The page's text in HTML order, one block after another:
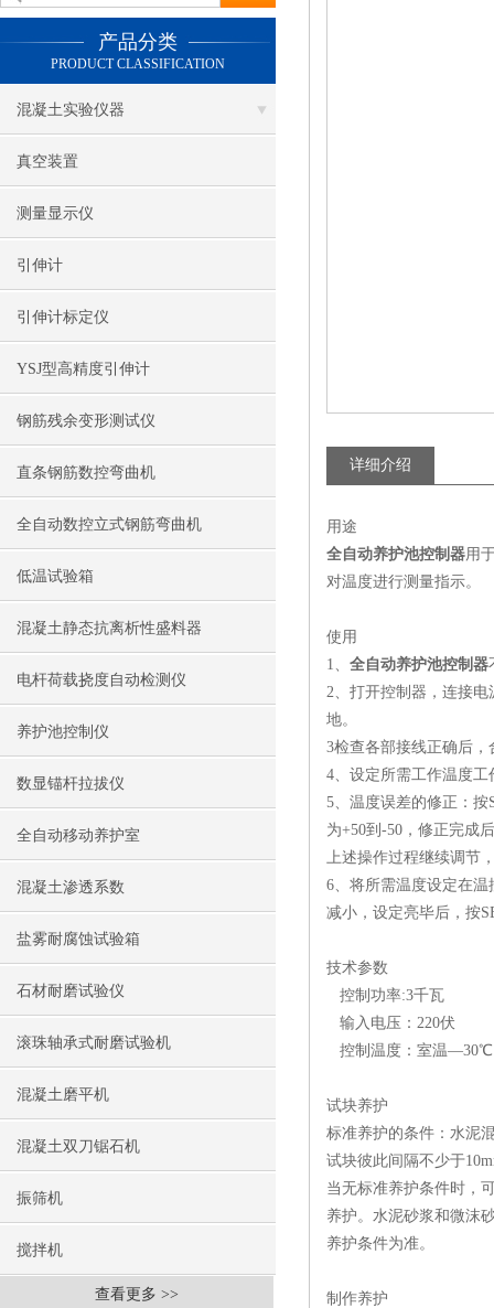
产品分类
PRODUCT CLASSIFICATION
混凝土实验仪器
真空装置
测量显示仪
引伸计
引伸计标定仪
YSJ型高精度引伸计
钢筋残余变形测试仪
直条钢筋数控弯曲机
全自动数控立式钢筋弯曲机
低温试验箱
混凝土静态抗离析性盛料器
电杆荷载挠度自动检测仪
养护池控制仪
数显锚杆拉拔仪
全自动移动养护室
混凝土渗透系数
盐雾耐腐蚀试验箱
石材耐磨试验仪
滚珠轴承式耐磨试验机
混凝土磨平机
混凝土双刀锯石机
振筛机
搅拌机
查看更多 >>
详细介绍
用途
全自动养护池控制器用
对温度进行测量指示。
使用
1、 全自动养护池控制器
2、打开控制器，连接
地。
3检查各部接线正确后
4、设定所需工作温度工
5、温度误差的修正：
为+50到-50，修正完成
上述操作过程继续调节
6、将所需温度设定在
减小，设定亮毕后，按
技术参数
控制功率:3千瓦
输入电压：220伏
控制温度：室温—30℃
试块养护
标准养护的条件：水泥
试块彼此间隔不少于
当无标准养护条件时，
养护。水泥砂浆和微沫
养护条件为准。
制作养护